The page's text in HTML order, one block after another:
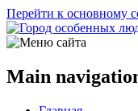
Перейти к основному
Main